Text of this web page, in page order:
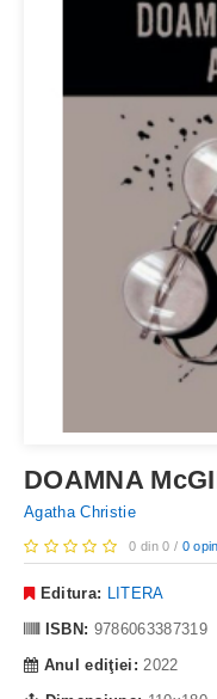
DOAMNA
Agatha Christie
0 din 0 / 0
Editura: LITERA
ISBN: 9786063387319
Anul ediţiei: 2022